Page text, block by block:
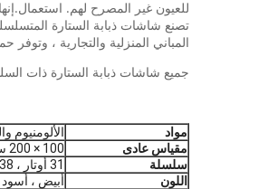
للعيون غير المصرح لهم.
تصنع شاشات ذبابة الستارة
المباني المنزلية والتجارية ،
جميع شاشات ذبابة الستارة ذات
مواد
الألومنيوم
مقياس عادى
100 × 200 سم ، 90 × 210 سم ، إلخ.
سلسلة
31 أوتار ، 38 أوتار ، 45 أوتار ، 50 أوتار ، 60 أوتار ، 90 أوتار ، إلخ
اللون
أبيض ،